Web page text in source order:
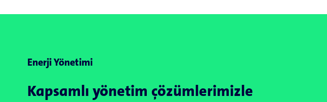
Enerji Yönetimi
Kapsamlı yönetim çözümlerimizle